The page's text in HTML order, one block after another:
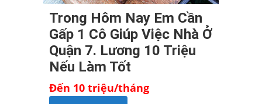
Trong Hôm Nay Em Cần
Gấp 1 Cô Giúp Việc Nhà Ở
Quận 7. Lương 10 Triệu
Nếu Làm Tốt
Đến 10 triệu/tháng